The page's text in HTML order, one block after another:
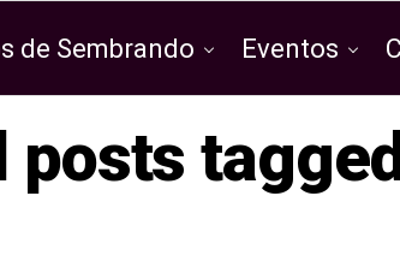
de Sembrando Eventos
posts